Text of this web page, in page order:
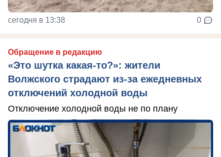
сегодня в 13:38 0
Обращение в редакцию
«Это шутка какая-то?»: жители
Волжского страдают из‑за ежедневных
отключений холодной воды
Отключение холодной воды не по плану